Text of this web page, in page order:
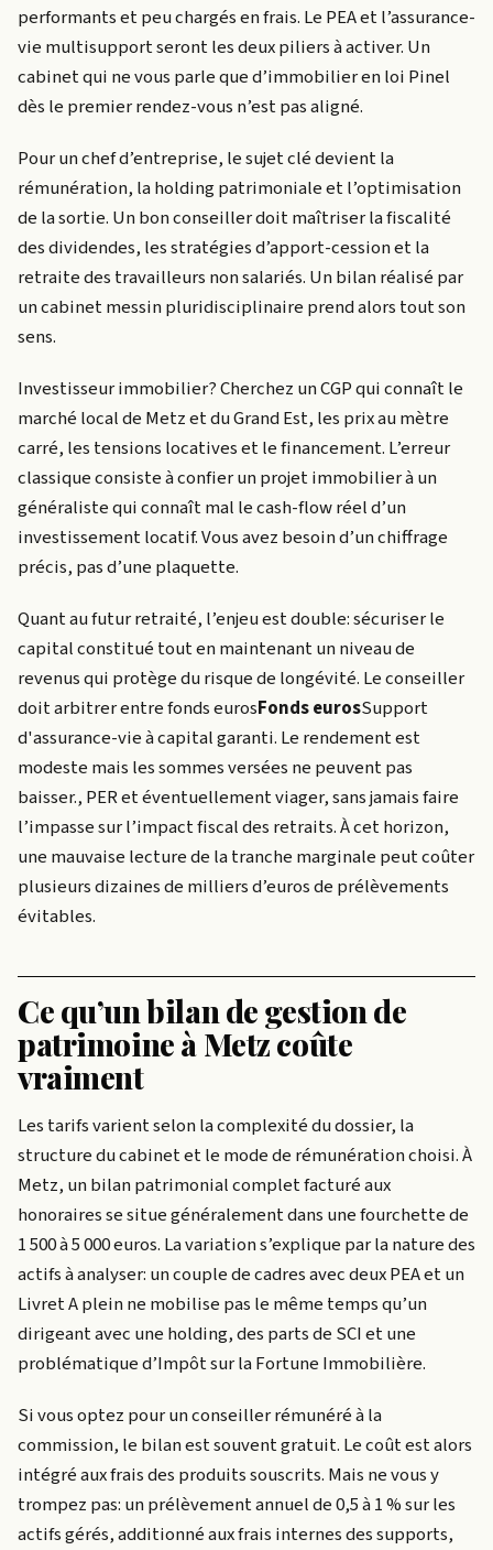
performants et peu chargés en frais. Le PEA et l’assurance-
vie multisupport seront les deux piliers à activer. Un
cabinet qui ne vous parle que d’immobilier en loi Pinel
dès le premier rendez-vous n’est pas aligné.
Pour un chef d’entreprise, le sujet clé devient la
rémunération, la holding patrimoniale et l’optimisation
de la sortie. Un bon conseiller doit maîtriser la fiscalité
des dividendes, les stratégies d’apport-cession et la
retraite des travailleurs non salariés. Un bilan réalisé par
un cabinet messin pluridisciplinaire prend alors tout son
sens.
Investisseur immobilier? Cherchez un CGP qui connaît le
marché local de Metz et du Grand Est, les prix au mètre
carré, les tensions locatives et le financement. L’erreur
classique consiste à confier un projet immobilier à un
généraliste qui connaît mal le cash-flow réel d’un
investissement locatif. Vous avez besoin d’un chiffrage
précis, pas d’une plaquette.
Quant au futur retraité, l’enjeu est double: sécuriser le
capital constitué tout en maintenant un niveau de
revenus qui protège du risque de longévité. Le conseiller
doit arbitrer entrefonds eurosFonds eurosSupport
d'assurance-vie à capital garanti. Le rendement est
modeste mais les sommes versées ne peuvent pas
baisser., PER et éventuellement viager, sans jamais faire
l’impasse sur l’impact fiscal des retraits. À cet horizon,
une mauvaise lecture de la tranche marginale peut coûter
plusieurs dizaines de milliers d’euros de prélèvements
évitables.
Ce qu’un bilan de gestion de
patrimoine à Metz coûte
vraiment
Les tarifs varient selon la complexité du dossier, la
structure du cabinet et le mode de rémunération choisi. À
Metz, un bilan patrimonial complet facturé aux
honoraires se situe généralement dans une fourchette de
1 500 à 5 000 euros. La variation s’explique par la nature des
actifs à analyser: un couple de cadres avec deux PEA et un
Livret A plein ne mobilise pas le même temps qu’un
dirigeant avec une holding, des parts de SCI et une
problématique d’Impôt sur la Fortune Immobilière.
Si vous optez pour un conseiller rémunéré à la
commission, le bilan est souvent gratuit. Le coût est alors
intégré aux frais des produits souscrits. Mais ne vous y
trompez pas: un prélèvement annuel de 0,5 à 1 % sur les
actifs gérés, additionné aux frais internes des supports,